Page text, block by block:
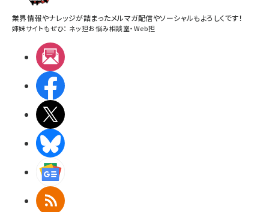
業界情報やナレッジが詰まったメルマガ配信やソーシャルもよろしくです！
姉妹サイトもぜひ： ネッ担お悩み相談室・Web担
RSS